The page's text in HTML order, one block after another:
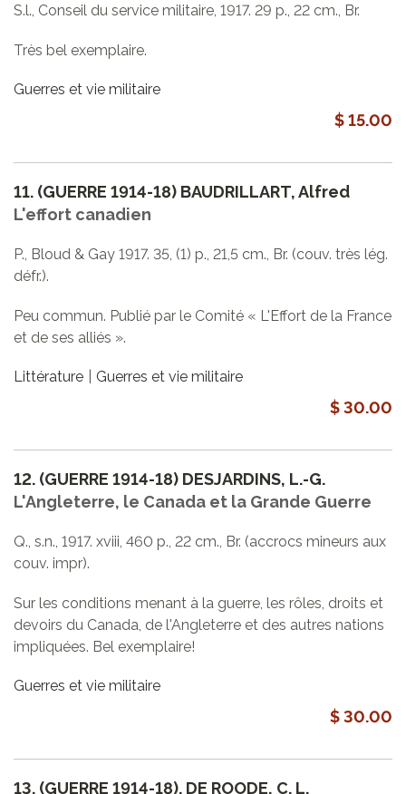
S.l., Conseil du service militaire, 1917. 29 p., 22 cm., Br.
Très bel exemplaire.
Guerres et vie militaire
$ 15.00
11. (GUERRE 1914-18) BAUDRILLART, Alfred
L'effort canadien
P., Bloud & Gay 1917. 35, (1) p., 21,5 cm., Br. (couv. très lég.
défr.).
Peu commun. Publié par le Comité « L'Effort de la France
et de ses alliés ».
Littérature Guerres et vie militaire
$ 30.00
12. (GUERRE 1914-18) DESJARDINS, L.-G.
L'Angleterre, le Canada et la Grande Guerre
Q., s.n., 1917. xviii, 460 p., 22 cm., Br. (accrocs mineurs aux
couv. impr).
Sur les conditions menant à la guerre, les rôles, droits et
devoirs du Canada, de l'Angleterre et des autres nations
impliquées. Bel exemplaire!
Guerres et vie militaire
$ 30.00
13. (GUERRE 1914-18). DE ROODE, C. L.